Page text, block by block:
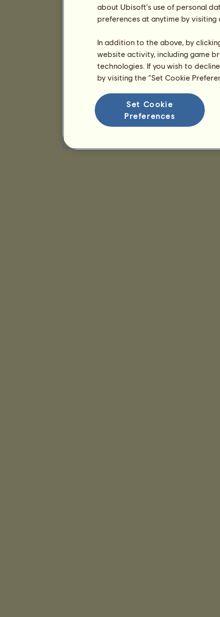
about Ubisoft's use of personal
preferences at anytime by
In addition to the above, by
website activity, including game
technologies. If you wish to
by visiting the “Set Cookie
Set Cookie
Preferences